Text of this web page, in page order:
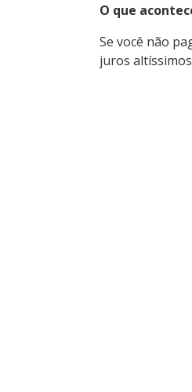
O que
Se você não
juros